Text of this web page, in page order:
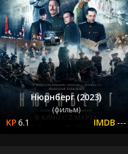
Нюрнберг (2023)
(фильм)
6.1 ---